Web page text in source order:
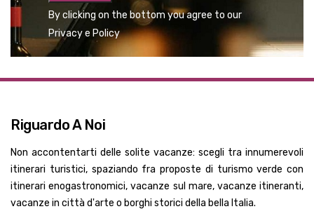
By clicking on the bottom you agree to our
Privacy e Policy
Riguardo A Noi
Non accontentarti delle solite vacanze: scegli tra innumerevoli
itinerari turistici, spaziando fra proposte di turismo verde con
itinerari enogastronomici, vacanze sul mare, vacanze itineranti,
vacanze in città d'arte o borghi storici della bella Italia.